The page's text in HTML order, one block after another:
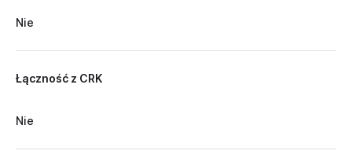
Nie
Łączność z CRK
Nie